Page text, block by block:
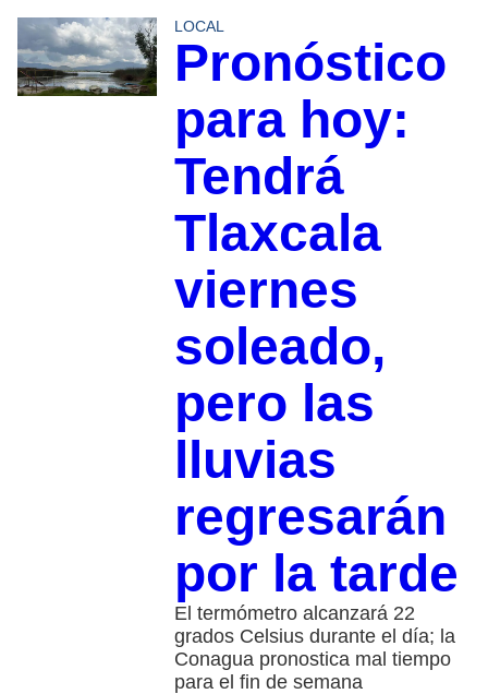
LOCAL
Pronóstico
para hoy:
Tendrá
Tlaxcala
viernes
soleado,
pero las
lluvias
regresarán
por la tarde
El termómetro alcanzará 22
grados Celsius durante el día; la
Conagua pronostica mal tiempo
para el fin de semana